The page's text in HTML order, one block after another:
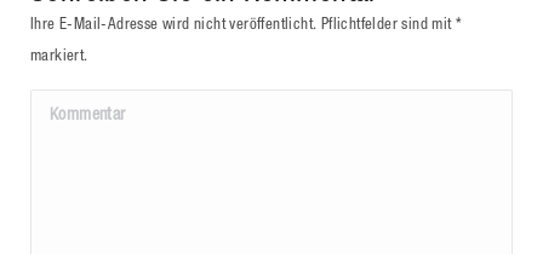
Ihre E-Mail-Adresse wird nicht veröffentlicht. Pflichtfelder sind mit *
markiert.
Kommentar